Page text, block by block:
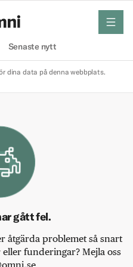
Senaste nytt
meny
dina data på denna webbplats.
gått fel.
åtgärda problemet så snart
funderingar? Mejla oss